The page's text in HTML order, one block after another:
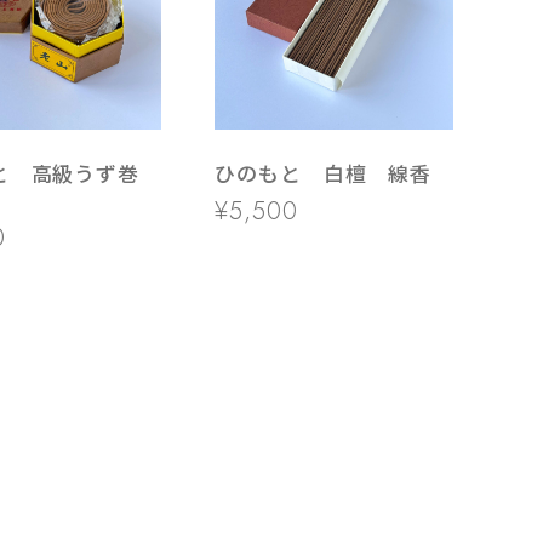
高級うず巻 ひのもと 白檀 線香
¥5,500